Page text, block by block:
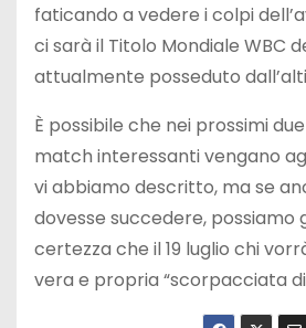
faticando a vedere i colpi
ci sarà il Titolo Mondiale WBC
attualmente posseduto
È possibile che nei prossimi
match interessanti vengano
vi abbiamo descritto, ma se
dovesse succedere,
certezza che il 19 luglio chi
vera e propria “scorpacciata